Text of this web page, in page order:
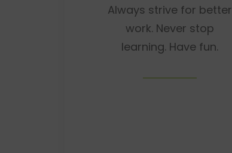
Always strive for better
work. Never stop
learning. Have fun.